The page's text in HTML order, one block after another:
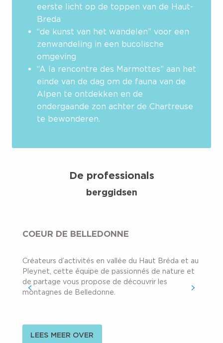
eerste licht op de toppen van de Haut-
Breda
“de kunst van het wandelen” voor een
zenwandeling in een bucolische
omgeving
“A la rencontre des Marmottes” aan het
einde van de dag om de fauna van de
Alpen te ontdekken en de
ondergaande zon achter de Chartreuse
te bewonderen.
De professionals
berggidsen
COEUR DE BELLEDONNE
Créateurs d’activités en vallée du Haut Bréda et au
Pleynet, cette équipe de passionnés de nature et
de partage vous propose de découvrir les
montagnes de Belledonne.
LEES MEER OVER